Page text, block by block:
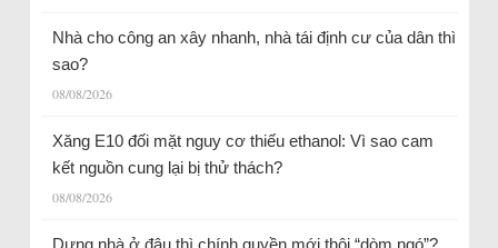
Nhà cho công an xây nhanh, nhà tái định cư của dân thì
sao?
08/08/2026
Xăng E10 đối mặt nguy cơ thiếu ethanol: Vì sao cam
kết nguồn cung lại bị thử thách?
08/08/2026
Dựng nhà ở đâu thì chính quyền mới thôi “dòm ngó”?